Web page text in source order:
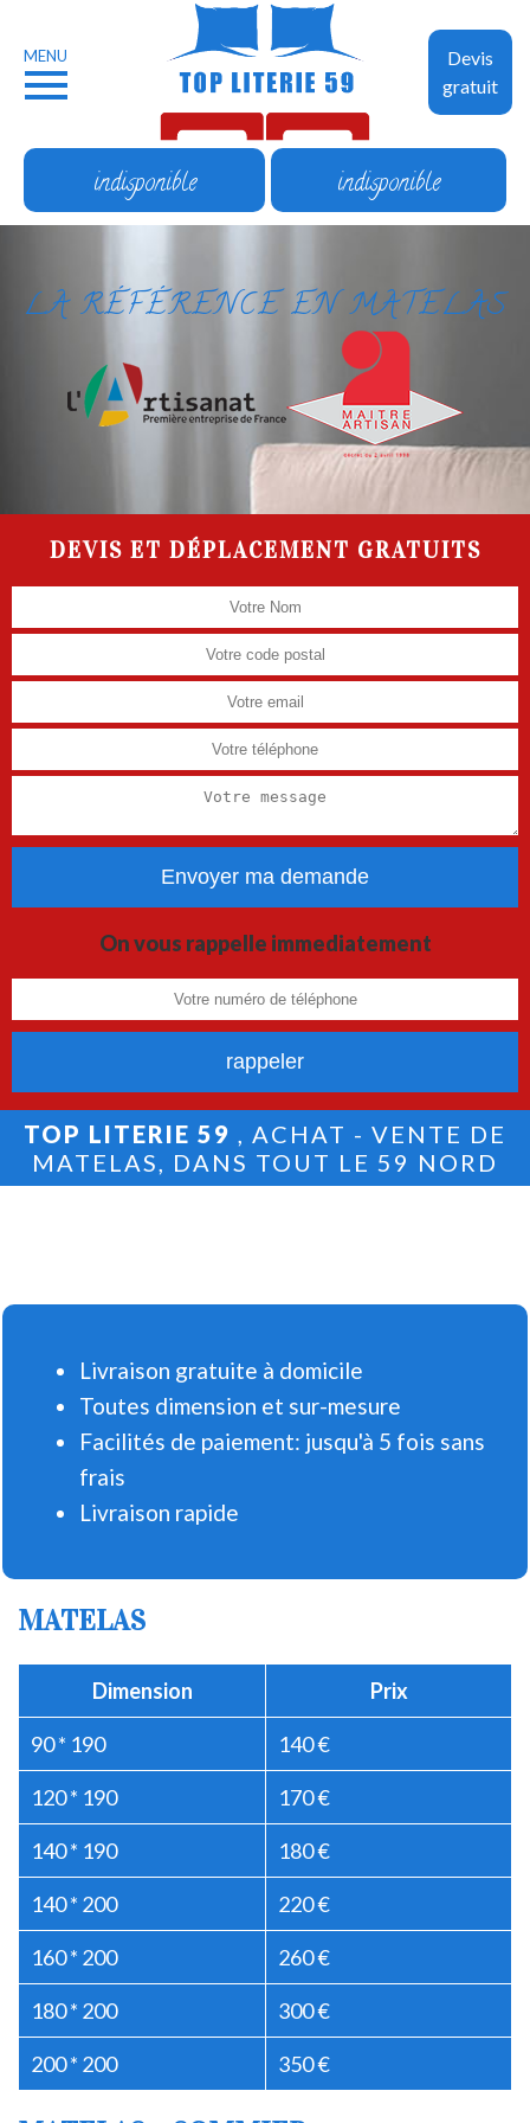
Devis
gratuit
MENU
indisponible indisponible
LA RÉFÉRENCE EN MATELAS
DEVIS ET DÉPLACEMENT GRATUITS
On vous rappelle immediatement
TOP LITERIE 59 , ACHAT - VENTE DE
MATELAS, DANS TOUT LE 59 NORD
Livraison gratuite à domicile
Toutes dimension et sur-mesure
Facilités de paiement: jusqu'à 5 fois sans
frais
Livraison rapide
MATELAS
Dimension Prix
90 * 190 140 €
120 * 190 170 €
140 * 190 180 €
140 * 200 220 €
160 * 200 260 €
180 * 200 300 €
200 * 200 350 €